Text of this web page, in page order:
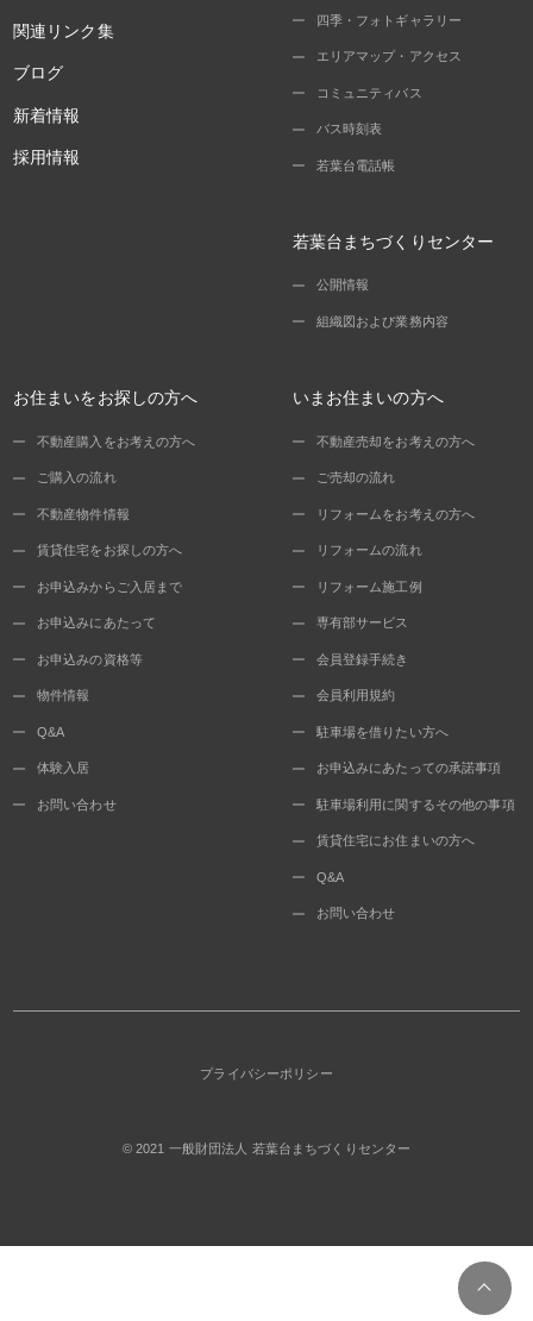
関連リンク集
ブログ
新着情報
採用情報
四季・フォトギャラリー
エリアマップ・アクセス
コミュニティバス
バス時刻表
若葉台電話帳
若葉台まちづくりセンター
公開情報
組織図および業務内容
お住まいをお探しの方へ
不動産購入をお考えの方へ
ご購入の流れ
不動産物件情報
賃貸住宅をお探しの方へ
お申込みからご入居まで
お申込みにあたって
お申込みの資格等
物件情報
Q&A
体験入居
お問い合わせ
いまお住まいの方へ
不動産売却をお考えの方へ
ご売却の流れ
リフォームをお考えの方へ
リフォームの流れ
リフォーム施工例
専有部サービス
会員登録手続き
会員利用規約
駐車場を借りたい方へ
お申込みにあたっての承諾事項
駐車場利用に関するその他の事項
賃貸住宅にお住まいの方へ
Q&A
お問い合わせ
プライバシーポリシー
© 2021 一般財団法人 若葉台まちづくりセンター